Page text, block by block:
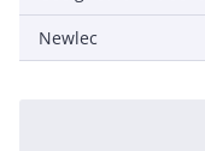
Newlec